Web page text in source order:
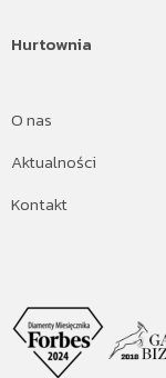
Hurtownia
O nas
Aktualności
Kontakt